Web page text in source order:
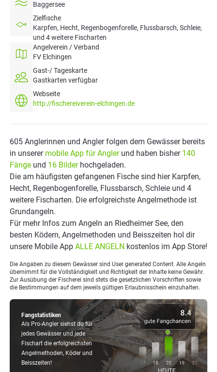
Baggersee
Zielfische
Karpfen, Hecht, Regenbogenforelle, Flussbarsch, Schleie,
und 4 weitere Fischarten
Angelverein / Verband
FV Elchingen
Gast-/ Tageskarte
Gastkarten verfügbar
Webseite
http://fischereiverein-elchingen.de
Fangstatistiken
Als Pro-Angler siehst du für
jedes Gewässer und jede
Fischart die erfolgreichsten
Angelmethoden, Köder und
Beisszeiten!
605 Anglerinnen und Angler folgen dem Gewässer bereits
in unserer mobile App für Anglerund haben bisher 140
Fänge und 16 Bilderhochgeladen.
Die am häufigsten gefangenen Fische sind hier Karpfen,
Hecht, Regenbogenforelle, Flussbarsch, Schleie und 4
weitere Fischarten. Die erfolgreichste Angelmethode ist
Grundangeln.
Für mehr Infos zum Angeln an Riedheimer See, den
besten Ködern, Angelmethoden und Beisszeiten hol dir
unsere Mobile App ALLE ANGELN kostenlos im App Store!
Die Angaben zu diesem Gewässer sind User generated Content. Alle Angeln
übernimmt für die Vollständigkeit und Richtigkeit der Inhalte keine Gewähr.
Zur Ausübung der Fischerei sind stets die gesetzlichen Vorschriften sowie
die Bestimmungen auf dem jeweils gültigen Erlaubnisschein einzuhalten.